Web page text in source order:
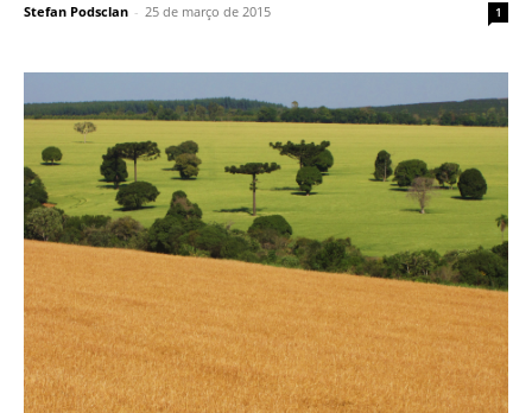
Stefan Podsclan - 25 de março de 2015 1